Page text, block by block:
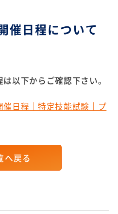
催日程について
以下からご確認下さい。
催日程｜特定技能試験｜プ
へ戻る